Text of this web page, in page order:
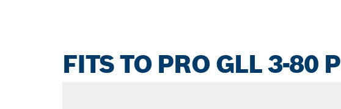
FITS TO PRO GLL 3-80 P